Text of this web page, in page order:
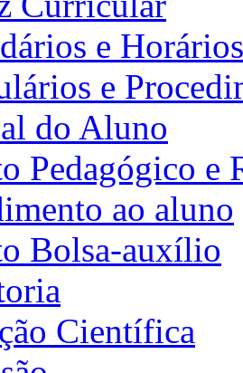
e Horários
e
do Aluno
Pedagógico e
ao aluno
Bolsa-auxílio
Científica